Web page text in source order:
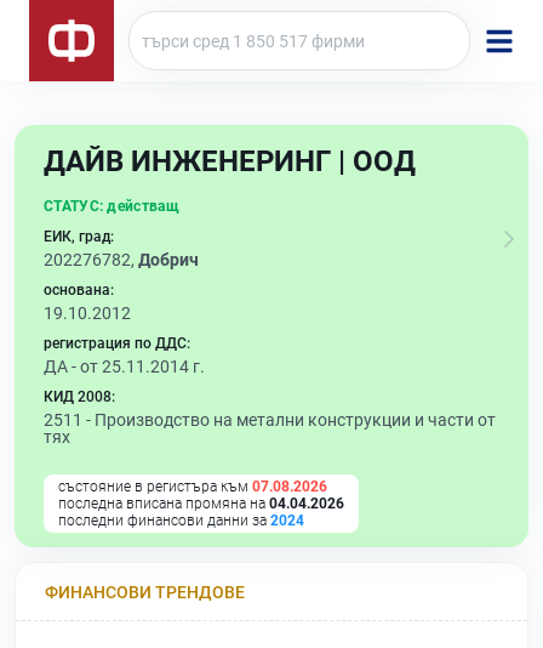
ДАЙВ ИНЖЕНЕРИНГ | ООД
СТАТУС: действащ
ЕИК, град:
202276782, Добрич
основана:
19.10.2012
регистрация по ДДС:
ДА - от 25.11.2014 г.
КИД 2008:
2511 - Производство на метални конструкции и части от
тях
състояние в регистъра към 07.08.2026
последна вписана промяна на 04.04.2026
последни финансови данни за 2024
ФИНАНСОВИ ТРЕНДОВЕ